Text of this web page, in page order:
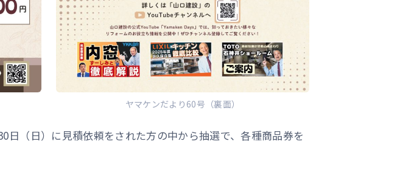
ヤマケンだより60号（裏面）
日（日）に見積依頼をされた方の中から抽選で、各種商品券を